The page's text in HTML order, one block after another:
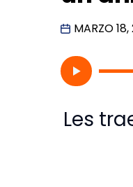
MARZO
Les